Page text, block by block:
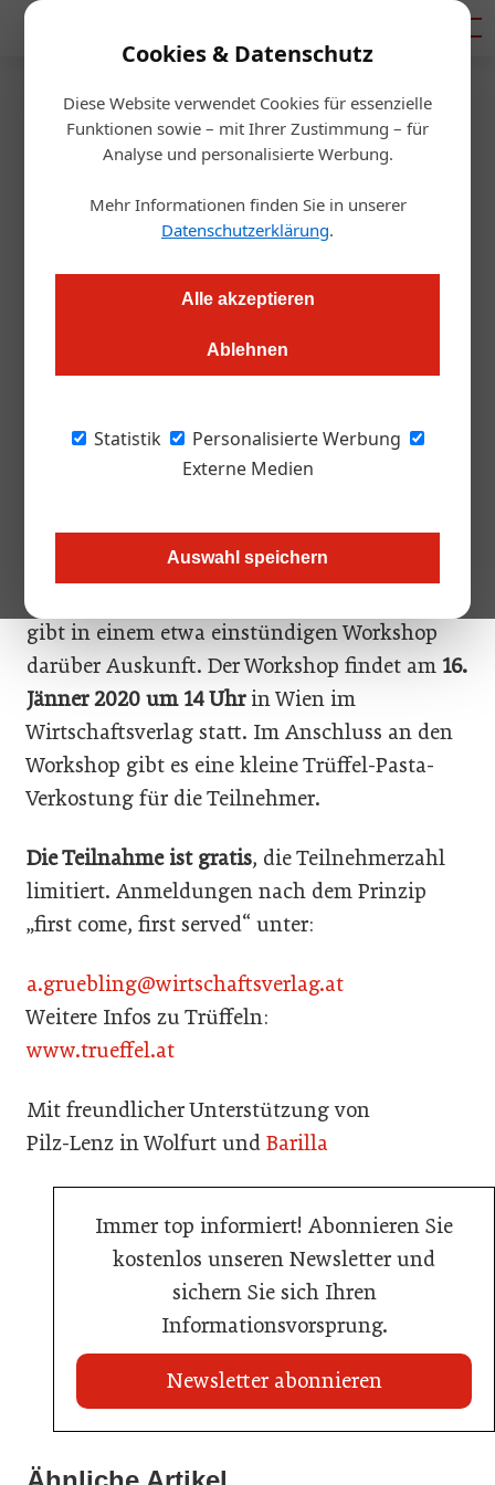
Cookies & Datenschutz
Diese Website verwendet Cookies für essenzielle
Funktionen sowie – mit Ihrer Zustimmung – für
Analyse und personalisierte Werbung.
Mehr Informationen finden Sie in unserer
Datenschutzerklärung.
Alle akzeptieren
Ablehnen
Statistik
Personalisierte Werbung
Externe Medien
Auswahl speichern
Startseite/Gastro & Hotel
ÖGZ-Trüffel-Workshop für
Profiköche
Jetzt anmelden: Die Teilnahme ist gratis.
Profis eine Herausforderung. Was gilt es beim
Einkauf zu beachten? Welche Trüffelarten
meiner Küche ein?
gibt in einem etwa einstündigen Workshop
darüber Auskunft. Der Workshop findet am 16.
Jänner 2020 um 14 Uhrin Wien im
Wirtschaftsverlag statt. Im Anschluss an den
Workshop gibt es eine kleine Trüffel-Pasta-
Verkostung für die Teilnehmer.
Die Teilnahme ist gratis, die Teilnehmerzahl
limitiert. Anmeldungen nach dem Prinzip
„first come, first served“ unter:
a.gruebling@wirtschaftsverlag.at
Weitere Infos zu Trüffeln:
www.trueffel.at
Mit freundlicher Unterstützung von
Pilz-Lenz in Wolfurt und Barilla
Immer top informiert! Abonnieren Sie
kostenlos unseren Newsletter und
sichern Sie sich Ihren
Informationsvorsprung.
Newsletter abonnieren
War die Fußball-WM 2026 für Ihren Betrieb ein
21. Juli 2026